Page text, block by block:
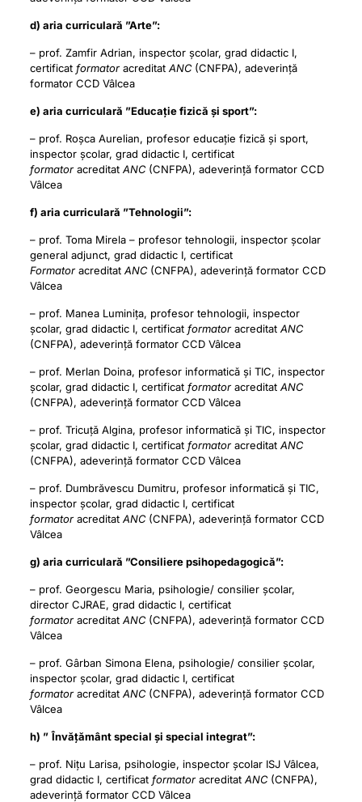
d) aria curriculară ”Arte”:
– prof. Zamfir Adrian, inspector școlar, grad didactic I,
certificat formatoracreditat ANC (CNFPA), adeverință
formator CCD Vâlcea
e) aria curriculară ”Educație fizică și sport”:
– prof. Roșca Aurelian, profesor educație fizică și sport,
inspector școlar, grad didactic I, certificat
formatoracreditat ANC (CNFPA), adeverință formator CCD
Vâlcea
f) aria curriculară ”Tehnologii”:
– prof. Toma Mirela – profesor tehnologii, inspector școlar
general adjunct, grad didactic I, certificat
Formatoracreditat ANC (CNFPA), adeverință formator CCD
Vâlcea
– prof. Manea Luminița, profesor tehnologii, inspector
școlar, grad didactic I, certificat formatoracreditat ANC
(CNFPA), adeverință formator CCD Vâlcea
– prof. Merlan Doina, profesor informatică și TIC, inspector
școlar, grad didactic I, certificat formatoracreditat ANC
(CNFPA), adeverință formator CCD Vâlcea
– prof. Tricuță Algina, profesor informatică și TIC, inspector
școlar, grad didactic I, certificat formatoracreditat ANC
(CNFPA), adeverință formator CCD Vâlcea
– prof. Dumbrăvescu Dumitru, profesor informatică și TIC,
inspector școlar, grad didactic I, certificat
formatoracreditat ANC (CNFPA), adeverință formator CCD
Vâlcea
g) aria curriculară ”Consiliere psihopedagogică”:
– prof. Georgescu Maria, psihologie/ consilier școlar,
director CJRAE, grad didactic I, certificat
formatoracreditat ANC (CNFPA), adeverință formator CCD
Vâlcea
– prof. Gârban Simona Elena, psihologie/ consilier școlar,
inspector școlar, grad didactic I, certificat
formatoracreditat ANC (CNFPA), adeverință formator CCD
Vâlcea
h) ” Învățământ special și special integrat”:
– prof. Nițu Larisa, psihologie, inspector școlar ISJ Vâlcea,
grad didactic I, certificat formatoracreditat ANC (CNFPA),
adeverință formator CCD Vâlcea